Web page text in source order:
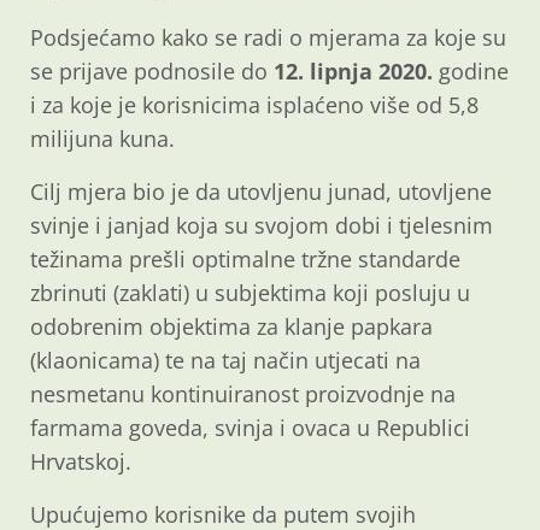
Podsjećamo kako se radi o mjerama za koje su
se prijave podnosile do 12. lipnja 2020. godine
i za koje je korisnicima isplaćeno više od 5,8
milijuna kuna.
Cilj mjera bio je da utovljenu junad, utovljene
svinje i janjad koja su svojom dobi i tjelesnim
težinama prešli optimalne tržne standarde
zbrinuti (zaklati) u subjektima koji posluju u
odobrenim objektima za klanje papkara
(klaonicama) te na taj način utjecati na
nesmetanu kontinuiranost proizvodnje na
farmama goveda, svinja i ovaca u Republici
Hrvatskoj.
Upućujemo korisnike da putem svojih